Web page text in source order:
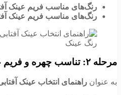
رنگ‌های مناسب فریم عینک
رنگ‌های مناسب فریم عینک
رنگ عینک
مرحله ۲: تناسب چهره و فریم عینک آفتابی
به عنوان راهنمای انتخاب عینک